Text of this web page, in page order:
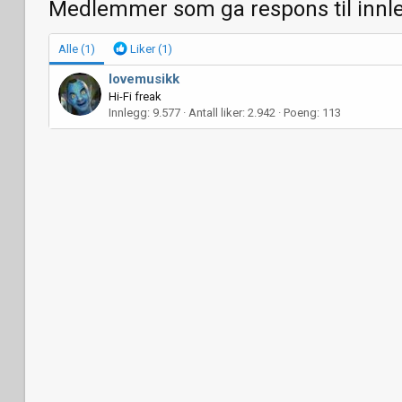
Medlemmer som ga respons til
Alle (1) Liker(1)
lovemusikk
Hi-Fi freak
Innlegg 9.577 Antall liker 2.942 Poeng 113